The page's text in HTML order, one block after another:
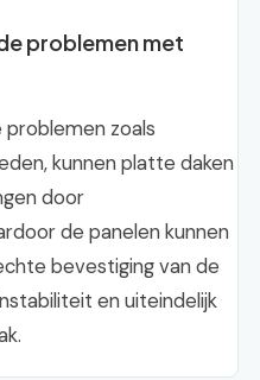
problemen met
zoals
kunnen platte daken
door
de panelen kunnen
bevestiging van de
en uiteindelijk